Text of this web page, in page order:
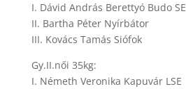
I. Dávid András Berettyó Budo SE
II. Bartha Péter Nyírbátor
III. Kovács Tamás Siófok
Gy.II.női 35kg:
I. Németh Veronika Kapuvár LSE